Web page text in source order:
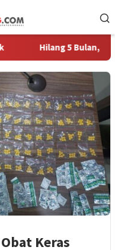
Hilang 5 Bulan, Ustadz
Keras